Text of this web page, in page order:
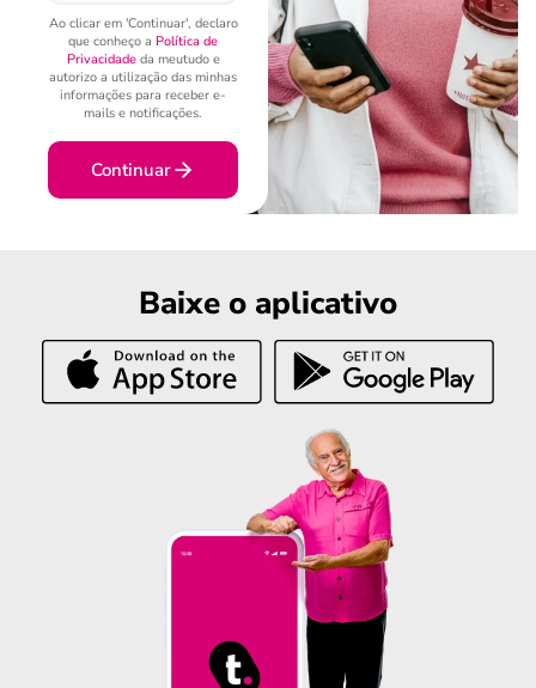
Ao clicar em 'Continuar', declaro
que conheço a Política de
Privacidadeda meutudo e
autorizo a utilização das minhas
informações para receber e-
mails e notificações.
Continuar
Baixe o aplicativo